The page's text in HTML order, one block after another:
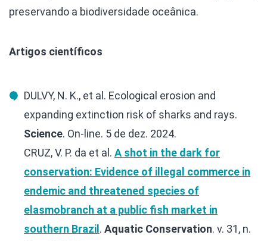
preservando a biodiversidade oceânica.
Artigos científicos
DULVY, N. K., et al. Ecological erosion and
expanding extinction risk of sharks and rays.
Science. On-line. 5 de dez. 2024.
CRUZ, V. P. da et al. A shot in the dark for
conservation: Evidence of illegal commerce in
endemic and threatened species of
elasmobranch at a public fish market in
southern Brazil . Aquatic Conservation. v. 31, n.